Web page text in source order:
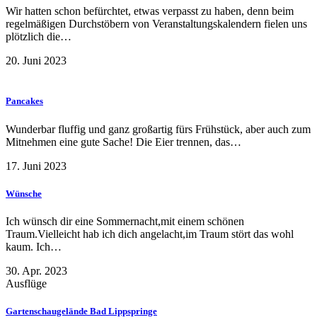
Wir hatten schon befürchtet, etwas verpasst zu haben, denn beim
regelmäßigen Durchstöbern von Veranstaltungskalendern fielen uns
plötzlich die…
20. Juni 2023
Pancakes
Wunderbar fluffig und ganz großartig fürs Frühstück, aber auch zum
Mitnehmen eine gute Sache! Die Eier trennen, das…
17. Juni 2023
Wünsche
Ich wünsch dir eine Sommernacht,mit einem schönen
Traum.Vielleicht hab ich dich angelacht,im Traum stört das wohl
kaum. Ich…
30. Apr. 2023
Ausflüge
Gartenschaugelände Bad Lippspringe